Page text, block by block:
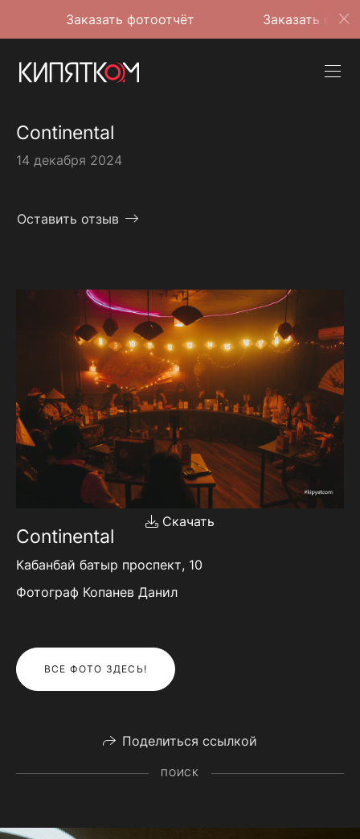
Заказать фотоотчёт Заказать фотоотчёт
Continental
14 декабря 2024
Оставить отзыв
Скачать
Continental
Кабанбай батыр проспект, 10
Фотограф Копанев Данил
ВСЕ ФОТО ЗДЕСЬ!
Поделиться ссылкой
ПОИСК